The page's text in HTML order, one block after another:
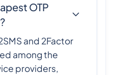
OTP
and 2Factor
among the
providers,